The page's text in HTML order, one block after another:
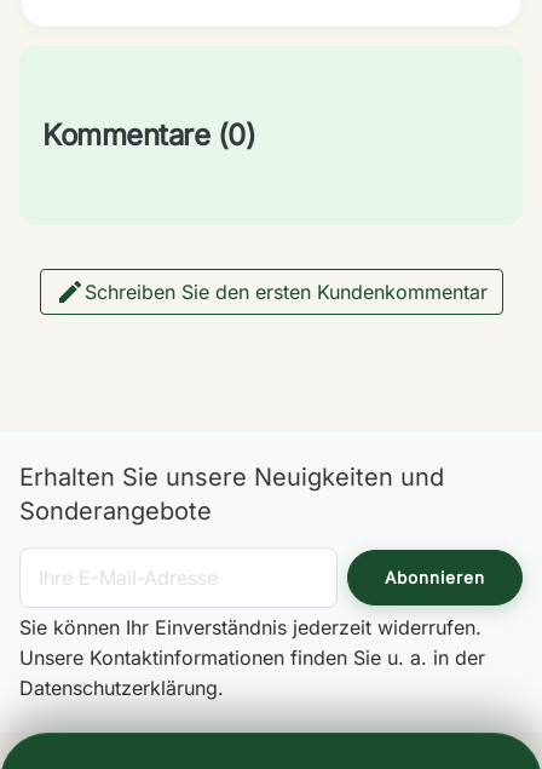
Kommentare (0)
 Schreiben Sie den ersten Kundenkommentar
Erhalten Sie unsere Neuigkeiten und
Sonderangebote
Sie können Ihr Einverständnis jederzeit widerrufen.
Unsere Kontaktinformationen finden Sie u. a. in der
Datenschutzerklärung.